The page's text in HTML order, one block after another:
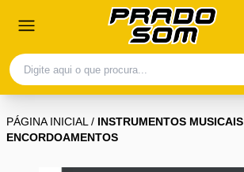
PÁGINA INICIAL/ INSTRUMENTOS MUSICAIS
ENCORDOAMENTOS